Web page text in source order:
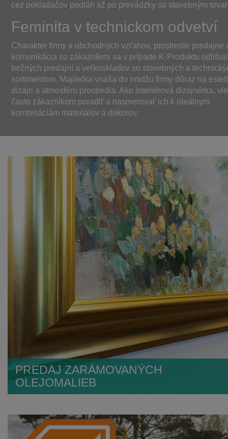
cez pokladačov podláh až po prevádzky so stavebným
Feminita v technickom odvetví
Charakter firmy a obchodných vzťahov, prostredie predajne
komunikácia so zákazníkmi sa v prípade K-Produktu
bežných predajní a veľkoskladov so stavebných a
sortimentom. Majiteľka vnáša do imidžu firmy dôraz na
dizajn a atmosféru prostredia. Ako interiérová dizajnérka, vie
často zákazníkom poradiť a nasmerovať ich k ideálnym
kombináciám materiálov a dekorov.
PREDAJ ZARÁMOVANÝCH
OLEJOMALIEB